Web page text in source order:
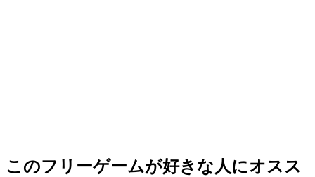
このフリーゲームが好きな人にオスス